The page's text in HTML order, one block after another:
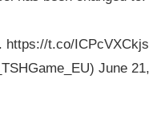
https://t.co/ICPcVXCkjs
June 21,